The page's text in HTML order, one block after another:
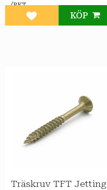
/PKT
Lägg till i favoriter
KÖP
Träskruv TFT Jetting